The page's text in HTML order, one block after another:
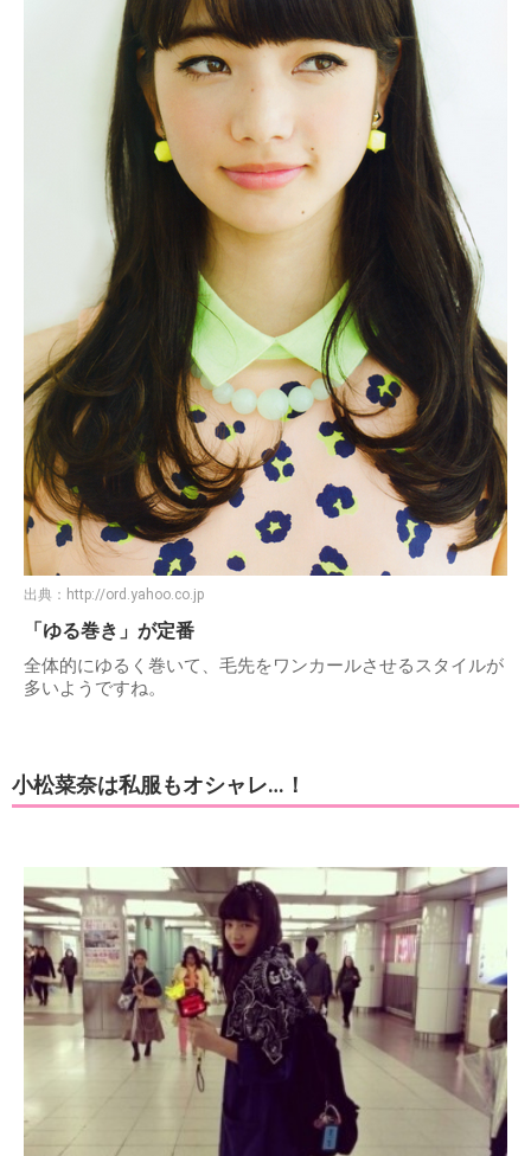
出典： http://ord.yahoo.co.jp
「ゆる巻き」が定番
全体的にゆるく巻いて、毛先をワンカールさせるスタイルが
多いようですね。
小松菜奈は私服もオシャレ…！